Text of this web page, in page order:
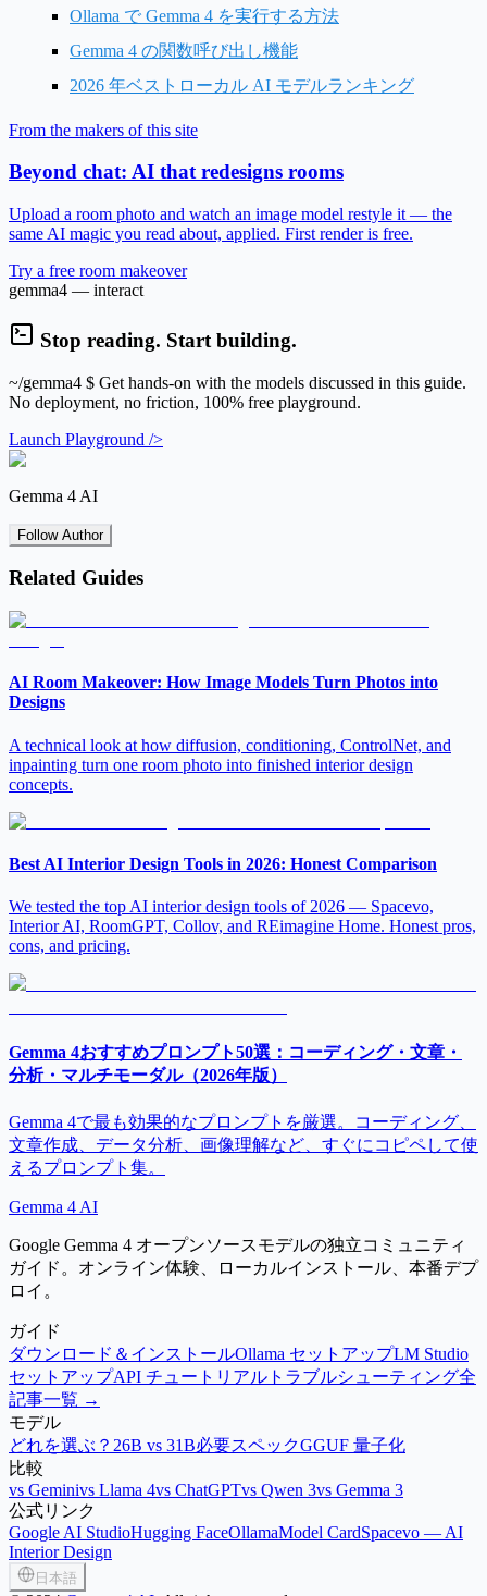
Ollama で Gemma 4 を実行する方法
Gemma 4 の関数呼び出し機能
2026 年ベストローカル AI モデルランキング
From the makers of this site
Beyond chat: AI that redesigns rooms
Upload a room photo and watch an image model restyle it — the
same AI magic you read about, applied. First render is free.
Try a free room makeover
gemma4 — interact
Stop reading. Start building.
~/gemma4 $ Get hands-on with the models discussed in this guide.
No deployment, no friction, 100% free playground.
Launch Playground />
Gemma 4 AI
Follow Author
Related Guides
AI Room Makeover: How Image Models Turn Photos into
Designs
A technical look at how diffusion, conditioning, ControlNet, and
inpainting turn one room photo into finished interior design
concepts.
Best AI Interior Design Tools in 2026: Honest Comparison
We tested the top AI interior design tools of 2026 — Spacevo,
Interior AI, RoomGPT, Collov, and REimagine Home. Honest pros,
cons, and pricing.
Gemma 4おすすめプロンプト50選：コーディング・文章・
分析・マルチモーダル（2026年版）
Gemma 4で最も効果的なプロンプトを厳選。コーディング、
文章作成、データ分析、画像理解など、すぐにコピペして使
えるプロンプト集。
Gemma 4 AI
Google Gemma 4 オープンソースモデルの独立コミュニティ
ガイド。オンライン体験、ローカルインストール、本番デプ
ロイ。
ガイド
ダウンロード＆インストールOllama セットアップLM Studio
セットアップAPI チュートリアル トラブルシューティング全
記事一覧 →
モデル
どれを選ぶ？ 26B vs 31B必要スペックGGUF 量子化
比較
vs Geminivs Llama 4vs ChatGPTvs Qwen 3vs Gemma 3
公式リンク
Google AI StudioHugging FaceOllamaModel CardSpacevo — AI
Interior Design
日本語